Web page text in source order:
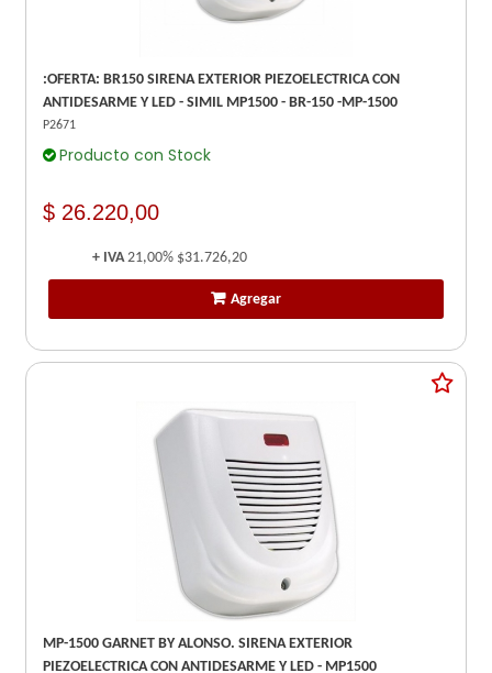
:OFERTA: BR150 SIRENA EXTERIOR PIEZOELECTRICA CON
ANTIDESARME Y LED - SIMIL MP1500 - BR-150 -MP-1500
P2671
Producto con Stock
$ 26.220,00
+ IVA21,00% $31.726,20
Agregar
MP-1500 GARNET BY ALONSO. SIRENA EXTERIOR
PIEZOELECTRICA CON ANTIDESARME Y LED - MP1500